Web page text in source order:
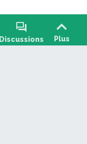
forum
Discussions Plus